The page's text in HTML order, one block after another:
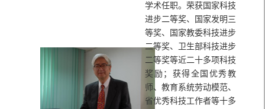
学术任职。荣获国家科技
进步二等奖、国家发明三
等奖、国家教委科技进步
二等奖、卫生部科技进步
二等奖等近二十多项科技
奖励；获得全国优秀教
师、教育系统劳动模范、
省优秀科技工作者等十多